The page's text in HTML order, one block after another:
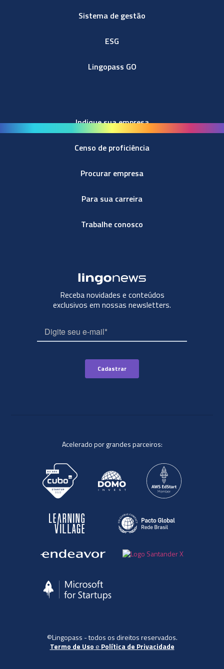
Sistema de gestão
ESG
Lingopass GO
Indique sua empresa
Censo de proficiência
Procurar empresa
Para sua carreira
Trabalhe conosco
Receba novidades e conteúdos
exclusivos em nossas newsletters.
Acelerado por grandes parceiros:
©Lingopass - todos os direitos reservados.
Termo de Uso e Política de Privacidade